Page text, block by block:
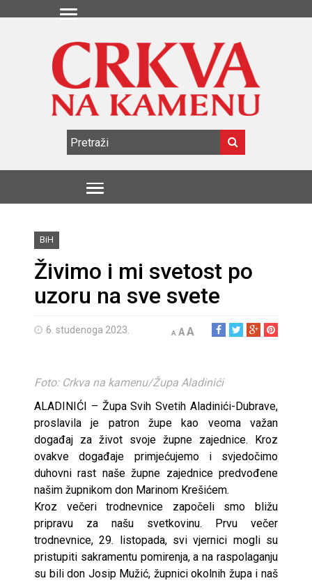
BiH
Živimo i mi svetost po
uzoru na sve svete
6. studenoga 2023. A AA
Foto: Crkva na kamenu/Župa Aladinići
ALADINIĆI – Župa Svih Svetih Aladinići-Dubrave,
proslavila je patron župe kao veoma važan
događaj za život svoje župne zajednice. Kroz
ovakve događaje primjećujemo i svjedočimo
duhovni rast naše župne zajednice predvođene
našim župnikom don Marinom Krešićem.
Kroz večeri trodnevnice započeli smo bližu
pripravu za našu svetkovinu. Prvu večer
trodnevnice, 29. listopada, svi vjernici mogli su
pristupiti sakramentu pomirenja, a na raspolaganju
su bili don Josip Mužić, župnici okolnih župa i naš